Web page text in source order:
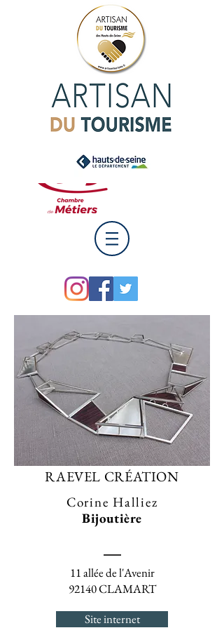
RAEVEL CRÉATION
Corine Halliez
Bijoutière
11 allée de l'Avenir
92140 CLAMART
Site internet